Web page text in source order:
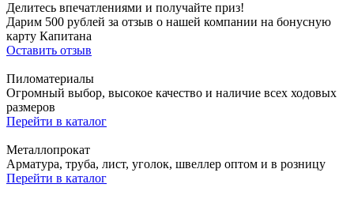
Делитесь впечатлениями и получайте приз!
Дарим 500 рублей за отзыв о нашей компании на бонусную
карту Капитана
Оставить отзыв
Пиломатериалы
Огромный выбор, высокое качество и наличие всех ходовых
размеров
Перейти в каталог
Металлопрокат
Арматура, труба, лист, уголок, швеллер оптом и в розницу
Перейти в каталог